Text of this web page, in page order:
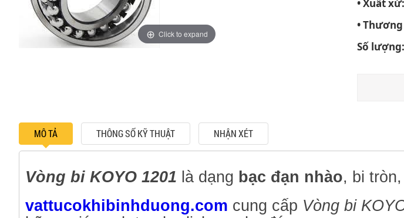
Click to expand
• Xuất xứ:
•
Số lượng:
MÔ TẢ THÔNG SỐ KỸ THUẬT NHẬN XÉT
Vòng bi KOYO 1201 là dạng bạc đạn nhào, bi
vattucokhibinhduong.com cung cấp Vòng bi